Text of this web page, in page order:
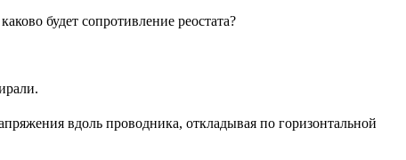
будет сопротивление реостата?
вдоль проводника, откладывая по горизонтальной